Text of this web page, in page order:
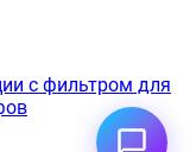
с фильтром для